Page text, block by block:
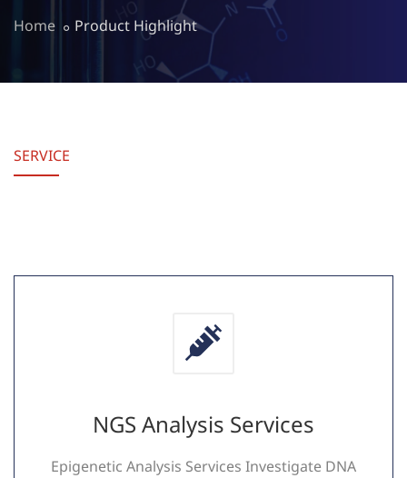
Home Product Highlight
SERVICE
NGS Analysis Services
Epigenetic Analysis Services Investigate DNA